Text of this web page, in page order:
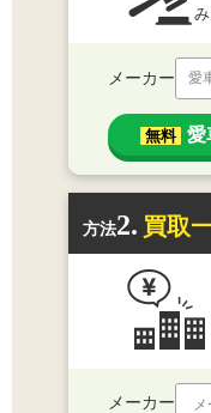
メーカー 愛
無料 愛
方法2. 買取
メーカー